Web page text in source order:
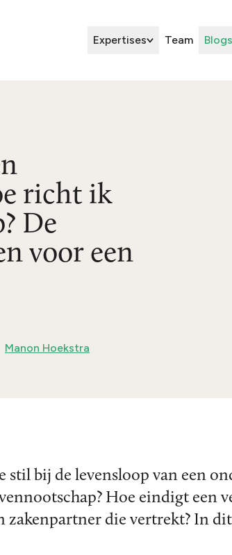
Expertises Team
richt ik
De
voor een
Manon Hoekstra
stil bij de levensloop van een
Hoe eindigt een
zakenpartner die vertrekt? In